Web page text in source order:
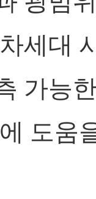
세대
가능
도움